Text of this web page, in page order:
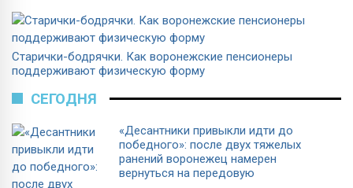
Старички-бодрячки. Как воронежские пенсионеры
поддерживают физическую форму
СЕГОДНЯ
«Десантники привыкли идти до
победного»: после двух тяжелых
ранений воронежец намерен
вернуться на передовую